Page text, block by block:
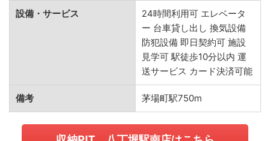
設備・サービス
24時間利用可 エレベータ
ー 台車貸し出し 換気設備
防犯設備 即日契約可 施設
見学可 駅徒歩10分以内 運
送サービス カード決済可能
備考 茅場町駅750m